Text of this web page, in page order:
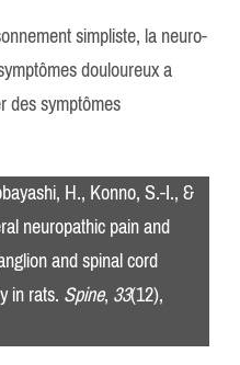
simpliste, la neuro-
douloureux a
des symptômes
H., Konno, S.-I., &
neuropathic pain and
and spinal cord
in rats.Spine,33(12),